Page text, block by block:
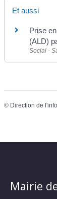
Et aussi
Prise
(ALD)
Social -
© Direction de
Mairie